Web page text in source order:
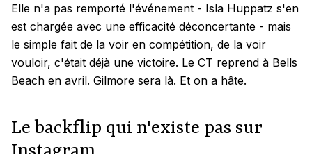
Elle n'a pas remporté l'événement - Isla Huppatz s'en
est chargée avec une efficacité déconcertante - mais
le simple fait de la voir en compétition, de la voir
vouloir, c'était déjà une victoire. Le CT reprend à Bells
Beach en avril. Gilmore sera là. Et on a hâte.
Le backflip qui n'existe pas sur